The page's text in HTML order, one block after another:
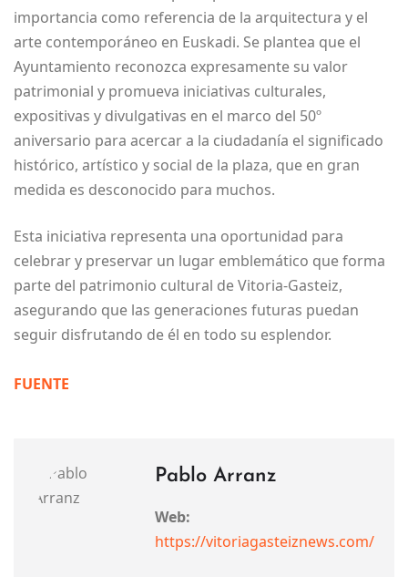
importancia como referencia de la arquitectura y el
arte contemporáneo en Euskadi. Se plantea que el
Ayuntamiento reconozca expresamente su valor
patrimonial y promueva iniciativas culturales,
expositivas y divulgativas en el marco del 50º
aniversario para acercar a la ciudadanía el significado
histórico, artístico y social de la plaza, que en gran
medida es desconocido para muchos.
Esta iniciativa representa una oportunidad para
celebrar y preservar un lugar emblemático que forma
parte del patrimonio cultural de Vitoria-Gasteiz,
asegurando que las generaciones futuras puedan
seguir disfrutando de él en todo su esplendor.
FUENTE
Pablo Arranz
Web:
https://vitoriagasteiznews.com/